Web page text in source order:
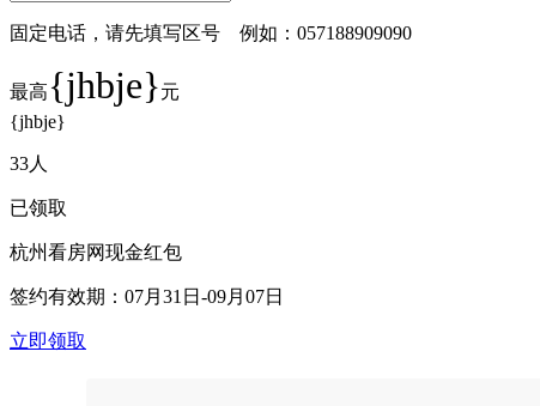
固定电话，请先填写区号 例如：057188909090
最高 {jhbje}元
{jhbje}
33人
已领取
杭州看房网现金红包
签约有效期： 07月31日-09月07日
立即领取